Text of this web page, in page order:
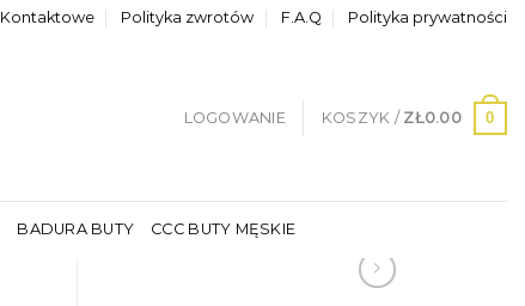
Kontaktowe Polityka zwrotów F.A.Q Polityka prywatności
LOGOWANIE KOSZYK / ZŁ0.00 0
BADURA BUTY CCC BUTY MĘSKIE